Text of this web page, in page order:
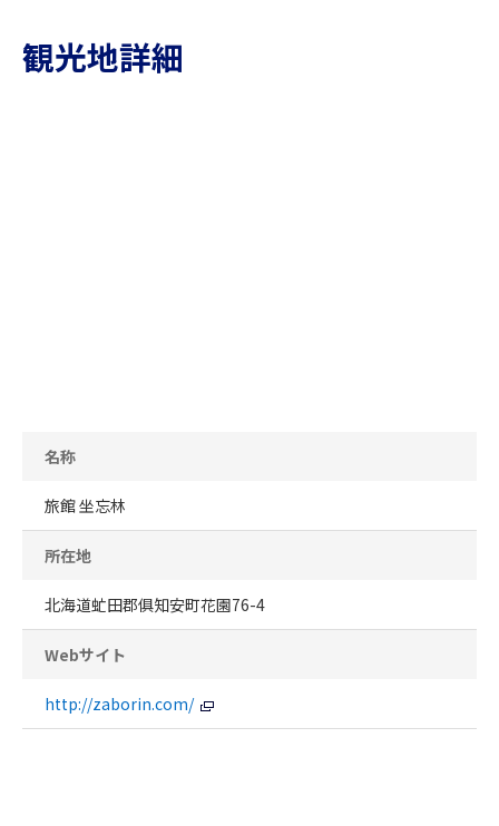
観光地詳細
名称
旅館 坐忘林
所在地
北海道虻田郡俱知安町花園76-4
Webサイト
http://zaborin.com/